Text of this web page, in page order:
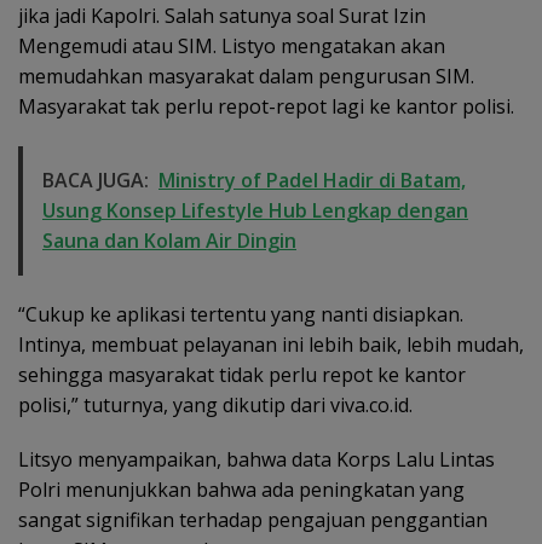
jika jadi Kapolri. Salah satunya soal Surat Izin
Mengemudi atau SIM. Listyo mengatakan akan
memudahkan masyarakat dalam pengurusan SIM.
Masyarakat tak perlu repot-repot lagi ke kantor polisi.
BACA JUGA: Ministry of Padel Hadir di Batam,
Usung Konsep Lifestyle Hub Lengkap dengan
Sauna dan Kolam Air Dingin
“Cukup ke aplikasi tertentu yang nanti disiapkan.
Intinya, membuat pelayanan ini lebih baik, lebih mudah,
sehingga masyarakat tidak perlu repot ke kantor
polisi,” tuturnya, yang dikutip dari viva.co.id.
Litsyo menyampaikan, bahwa data Korps Lalu Lintas
Polri menunjukkan bahwa ada peningkatan yang
sangat signifikan terhadap pengajuan penggantian